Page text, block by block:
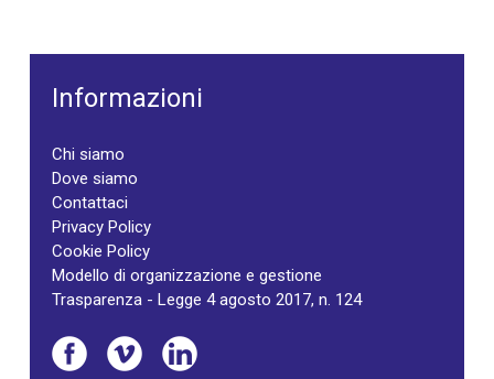
Informazioni
Chi siamo
Dove siamo
Contattaci
Privacy Policy
Cookie Policy
Modello di organizzazione e gestione
Trasparenza - Legge 4 agosto 2017, n. 124